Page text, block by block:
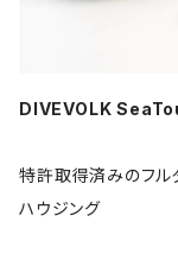
DIVEVOLK
特許取得済みのフル
ハウジング